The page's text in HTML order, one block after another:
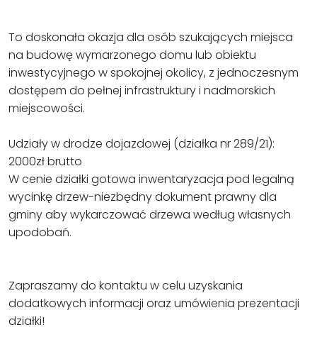
To doskonała okazja dla osób szukających miejsca
na budowę wymarzonego domu lub obiektu
inwestycyjnego w spokojnej okolicy, z jednoczesnym
dostępem do pełnej infrastruktury i nadmorskich
miejscowości.
Udziały w drodze dojazdowej (działka nr 289/21):
2000zł brutto
W cenie działki gotowa inwentaryzacja pod legalną
wycinkę drzew-niezbędny dokument prawny dla
gminy aby wykarczować drzewa według własnych
upodobań.
Zapraszamy do kontaktu w celu uzyskania
dodatkowych informacji oraz umówienia prezentacji
działki!